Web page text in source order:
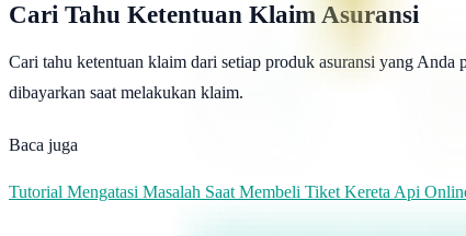
Cari Tahu Ketentuan Klaim Asuransi
Cari tahu ketentuan klaim dari setiap produk asuransi yang
dibayarkan saat melakukan klaim.
Baca juga
Tutorial Mengatasi Masalah Saat Membeli Tiket Kereta Api